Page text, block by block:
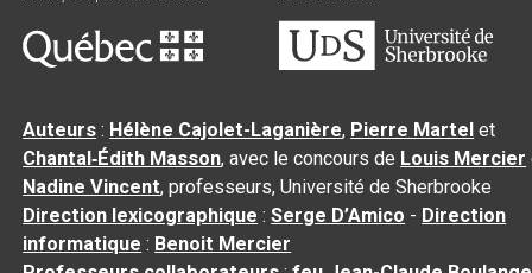
Auteurs : Hélène Cajolet-Laganière, Pierre Martel et
Chantal‑Édith Masson, avec le concours de Louis Mercier
Nadine Vincent, professeurs, Université de Sherbrooke
Direction lexicographique :Serge D’Amico - Direction
informatique : Benoit Mercier